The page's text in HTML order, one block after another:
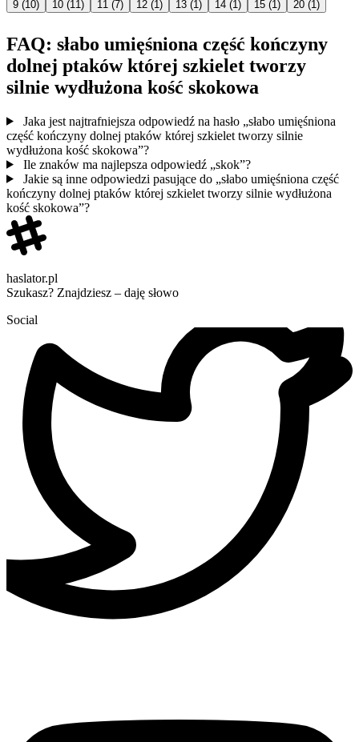
9 (10) 10 (11) 11 (7) 12 (1) 13 (1) 14 (1) 15 (1) 20 (1)
FAQ: słabo umięśniona część kończyny
dolnej ptaków której szkielet tworzy
silnie wydłużona kość skokowa
Jaka jest najtrafniejsza odpowiedź na hasło „słabo umięśniona
część kończyny dolnej ptaków której szkielet tworzy silnie
wydłużona kość skokowa”?
Ile znaków ma najlepsza odpowiedź „skok”?
Jakie są inne odpowiedzi pasujące do „słabo umięśniona część
kończyny dolnej ptaków której szkielet tworzy silnie wydłużona
kość skokowa”?
haslator.pl
Szukasz? Znajdziesz – daję słowo
Social